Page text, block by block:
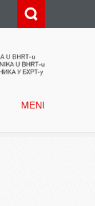
MENI